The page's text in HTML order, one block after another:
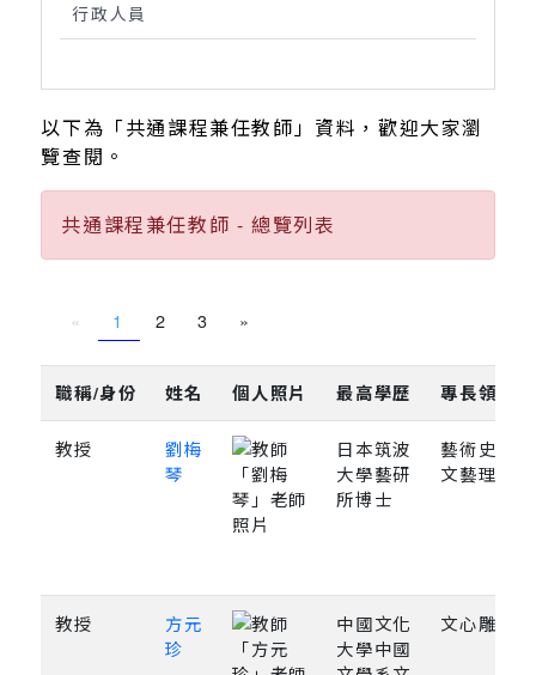
行政人員
以下為「共通課程兼任教師」資料，歡迎大家瀏
覽查閱。
共通課程兼任教師 - 總覽列表
« 1 2 3 »
職稱/身份 姓名 個人照片 最高學歷 專長領域
教授
劉梅
琴
日本筑波
大學藝研
所博士
藝術史、
文藝理論
教授
方元
珍
中國文化
大學中國
文心雕龍